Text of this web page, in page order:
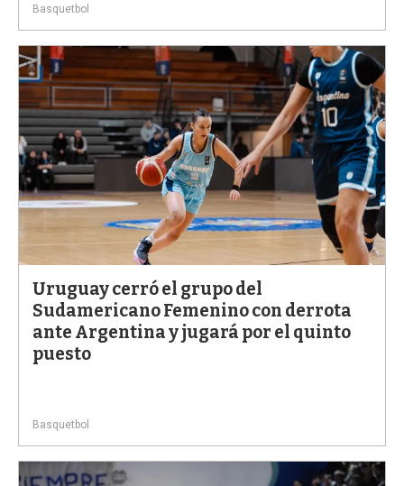
Basquetbol
Uruguay cerró el grupo del
Sudamericano Femenino con derrota
ante Argentina y jugará por el quinto
puesto
Basquetbol